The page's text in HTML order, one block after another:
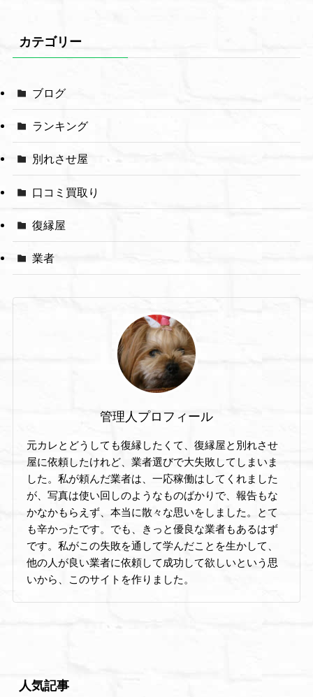
カテゴリー
ブログ
ランキング
別れさせ屋
口コミ買取り
復縁屋
業者
管理人プロフィール
元カレとどうしても復縁したくて、復縁屋と別れさせ
屋に依頼したけれど、業者選びで大失敗してしまいま
した。私が頼んだ業者は、一応稼働はしてくれました
が、写真は使い回しのようなものばかりで、報告もな
かなかもらえず、本当に散々な思いをしました。とて
も辛かったです。でも、きっと優良な業者もあるはず
です。私がこの失敗を通して学んだことを生かして、
他の人が良い業者に依頼して成功して欲しいという思
いから、このサイトを作りました。
人気記事